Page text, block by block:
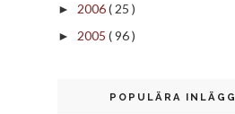
► 2006( 25 )
► 2005 ( 96 )
POPULÄRA INLÄGG